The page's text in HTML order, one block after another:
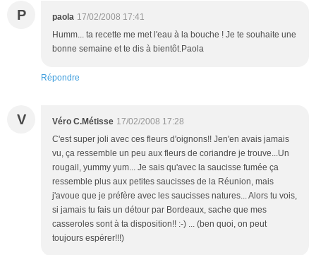
P paola 17/02/2008 17:41
Humm... ta recette me met l'eau à la bouche ! Je te souhaite une
bonne semaine et te dis à bientôt.Paola
Répondre
V Véro C.Métisse 17/02/2008 17:28
C'est super joli avec ces fleurs d'oignons!! Jen'en avais jamais
vu, ça ressemble un peu aux fleurs de coriandre je trouve...Un
rougail, yummy yum... Je sais qu'avec la saucisse fumée ça
ressemble plus aux petites saucisses de la Réunion, mais
j'avoue que je préfère avec les saucisses natures... Alors tu vois,
si jamais tu fais un détour par Bordeaux, sache que mes
casseroles sont à ta disposition!! :-) ... (ben quoi, on peut
toujours espérer!!!)